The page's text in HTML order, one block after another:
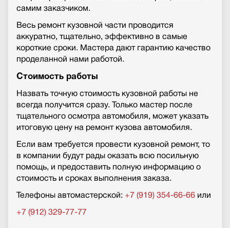
самим заказчиком.
Весь ремонт кузовной части проводится
аккуратно, тщательно, эффективно в самые
короткие сроки. Мастера дают гарантию качество
проделанной нами работой.
Стоимость работы
Назвать точную стоимость кузовной работы не
всегда получится сразу. Только мастер после
тщательного осмотра автомобиля, может указать
итоговую цену на ремонт кузова автомобиля.
Если вам требуется провести кузовной ремонт, то
в компании будут рады оказать всю посильную
помощь, и предоставить полную информацию о
стоимость и сроках выполнения заказа.
Телефоны автомастерской: +7 (919) 354-66-66 или
+7 (912) 329-77-77